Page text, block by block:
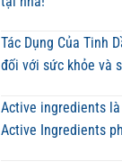
Tác Dụng Của Tinh
đối với sức khỏe và
Active ingredients
Active Ingredients